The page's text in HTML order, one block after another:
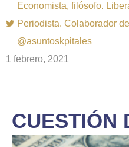
Economista, filósofo.
Periodista. Colaborador
@asuntoskpitales
1 febrero, 2021
CUESTIÓN